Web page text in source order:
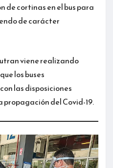
de cortinas en el bus para
de carácter
viene realizando
los buses
las disposiciones
del Covid-19.